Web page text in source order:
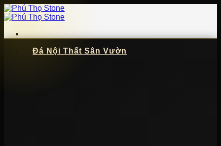
Bỏ
qua
dung
Đá Nội Thất Sân Vườn